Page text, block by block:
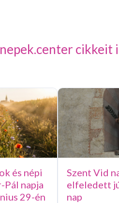
cikkeit
és népi
Pál napja
29-én
Szent Vid
elfeledett
nap